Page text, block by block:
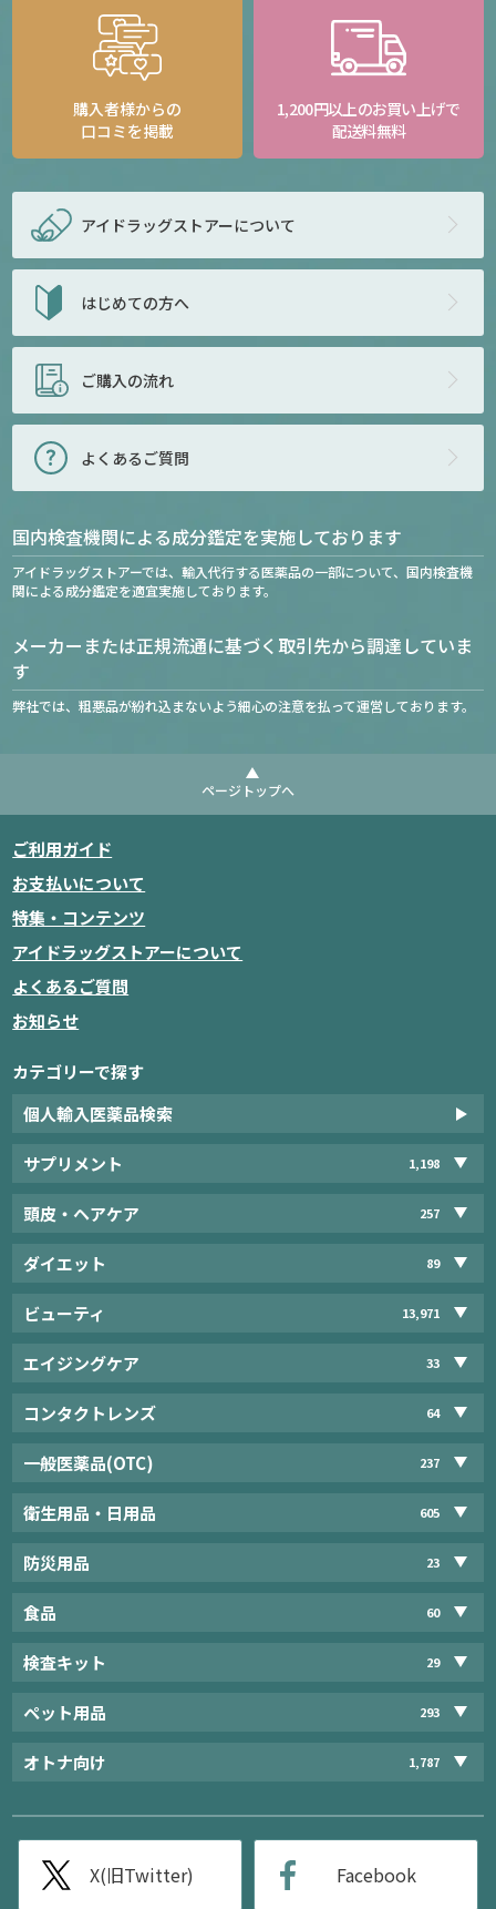
購入者様からの
口コミを掲載
1,200円以上のお買い上げで
配送料無料
アイドラッグストアーについて
はじめての方へ
ご購入の流れ
よくあるご質問
国内検査機関による成分鑑定を実施しております
アイドラッグストアーでは、輸入代行する医薬品の一部について、国内検査機
関による成分鑑定を適宜実施しております。
メーカーまたは正規流通に基づく取引先から調達していま
す
弊社では、粗悪品が紛れ込まないよう細心の注意を払って運営しております。
ページトップへ
ご利用ガイド
お支払いについて
特集・コンテンツ
アイドラッグストアーについて
よくあるご質問
お知らせ
カテゴリーで探す
個人輸入医薬品検索
サプリメント 1,198
頭皮・ヘアケア 257
ダイエット 89
ビューティ 13,971
エイジングケア 33
コンタクトレンズ 64
一般医薬品(OTC) 237
衛生用品・日用品 605
防災用品 23
食品 60
検査キット 29
ペット用品 293
オトナ向け 1,787
X(旧Twitter) Facebook